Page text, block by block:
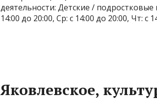
деятельности: Детские / подростковые
14:00 до 20:00, Ср: с 14:00 до 20:00, Чт: с
Яковлевское,